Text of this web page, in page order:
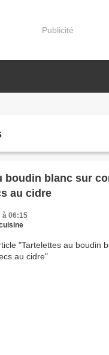
Publicité
boudin blanc sur
au cidre
à 06:15